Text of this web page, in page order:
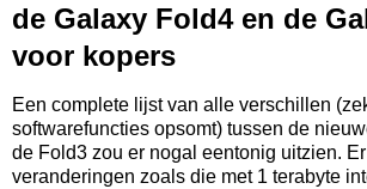
de Galaxy Fold4 en de
voor kopers
Een complete lijst van alle verschillen
softwarefuncties opsomt) tussen de
de Fold3 zou er nogal eentonig uitzien.
veranderingen zoals die met 1 terabyte